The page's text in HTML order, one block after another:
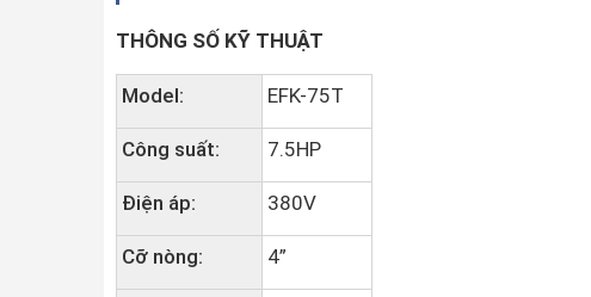
THÔNG SỐ KỸ THUẬT
Model: EFK-75T
Công suất: 7.5HP
Điện áp: 380V
Cỡ nòng: 4”